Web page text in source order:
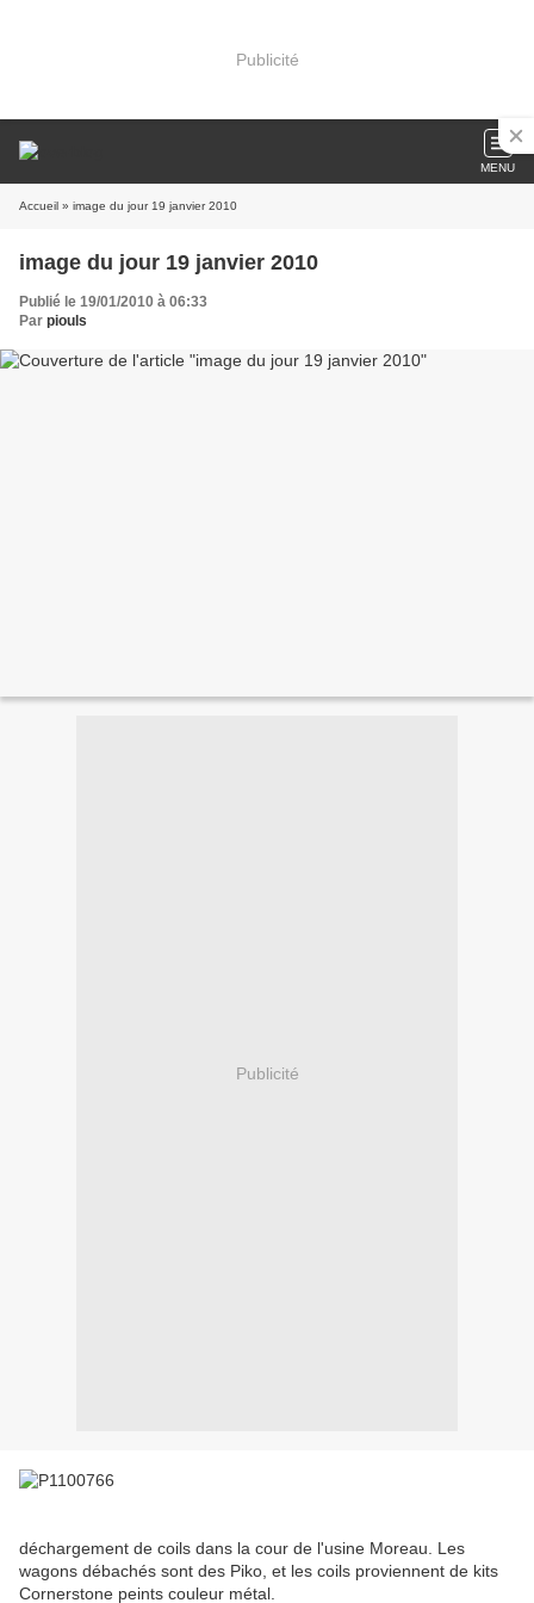
Publicité
MENU
Accueil » image du jour 19 janvier 2010
image du jour 19 janvier 2010
Publié le 19/01/2010 à 06:33
Par piouls
Publicité
déchargement de coils dans la cour de l'usine Moreau. Les
wagons débachés sont des Piko, et les coils proviennent de kits
Cornerstone peints couleur métal.